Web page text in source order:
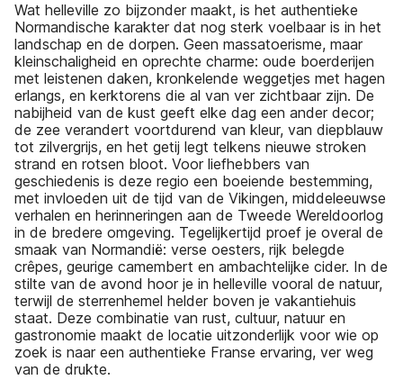
Wat helleville zo bijzonder maakt, is het authentieke
Normandische karakter dat nog sterk voelbaar is in het
landschap en de dorpen. Geen massatoerisme, maar
kleinschaligheid en oprechte charme: oude boerderijen
met leistenen daken, kronkelende weggetjes met hagen
erlangs, en kerktorens die al van ver zichtbaar zijn. De
nabijheid van de kust geeft elke dag een ander decor;
de zee verandert voortdurend van kleur, van diepblauw
tot zilvergrijs, en het getij legt telkens nieuwe stroken
strand en rotsen bloot. Voor liefhebbers van
geschiedenis is deze regio een boeiende bestemming,
met invloeden uit de tijd van de Vikingen, middeleeuwse
verhalen en herinneringen aan de Tweede Wereldoorlog
in de bredere omgeving. Tegelijkertijd proef je overal de
smaak van Normandië: verse oesters, rijk belegde
crêpes, geurige camembert en ambachtelijke cider. In de
stilte van de avond hoor je in helleville vooral de natuur,
terwijl de sterrenhemel helder boven je vakantiehuis
staat. Deze combinatie van rust, cultuur, natuur en
gastronomie maakt de locatie uitzonderlijk voor wie op
zoek is naar een authentieke Franse ervaring, ver weg
van de drukte.